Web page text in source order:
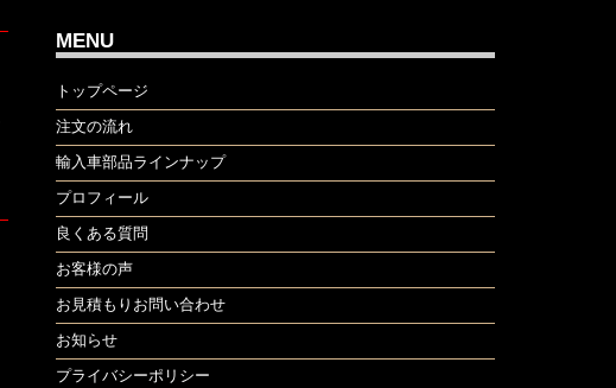
MENU
トップページ
注文の流れ
輸入車部品ラインナップ
プロフィール
良くある質問
お客様の声
お見積もりお問い合わせ
お知らせ
プライバシーポリシー